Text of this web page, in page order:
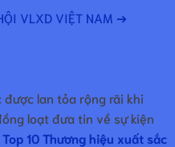
VLXD VIỆT NAM ➔
lan tỏa rộng rãi khi
loạt đưa tin về sự kiện
Top 10 Thương hiệu xuất sắc